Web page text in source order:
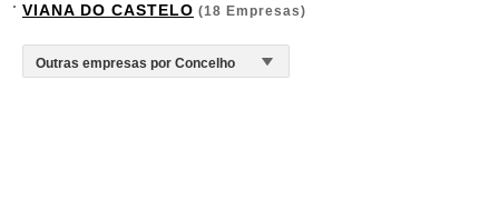
VIANA DO CASTELO (18 Empresas)